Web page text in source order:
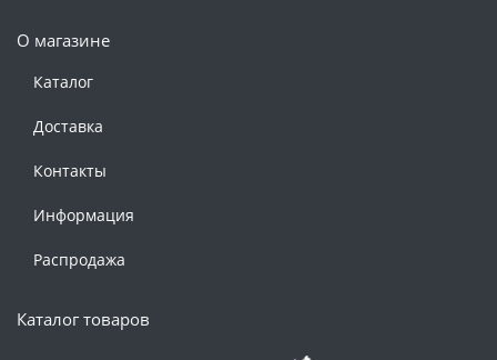
О магазине
Каталог
Доставка
Контакты
Информация
Распродажа
Каталог товаров